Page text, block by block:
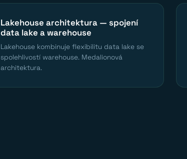
Lakehouse architektura — spojení
data lake a warehouse
Lakehouse kombinuje flexibilitu data lake se
spolehlivostí warehouse. Medalionová
architektura.